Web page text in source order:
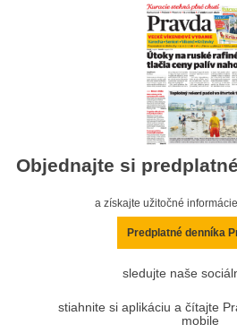
Objednajte si
a získajte užitočné
Predplatné denníka
sledujte naše
stiahnite si aplikáciu a čítajte
mobile